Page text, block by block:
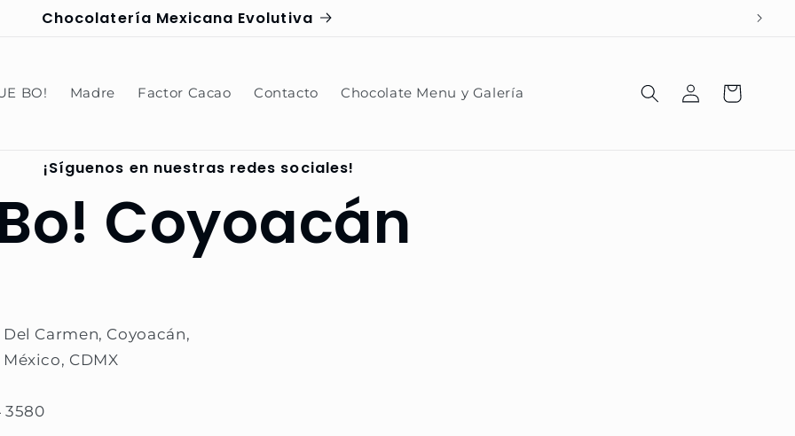
HÁBILES | PEDIDOS FORANEOS POR WHATSAPP AL: 56 1742 5736
BO! Madre Factor Cacao Contacto Chocolate Menu y Galería
Iniciar
sesión
Carrito
¡Síguenos en nuestras redes sociales!
Coyoacán
Carmen, Coyoacán,
CDMX
3580